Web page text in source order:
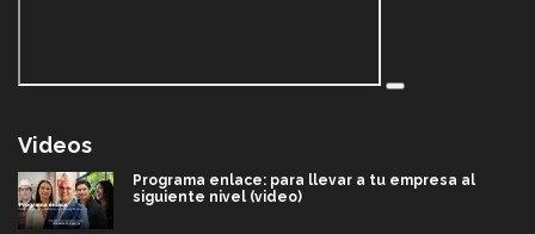
Videos
Programa enlace: para llevar a tu empresa al
siguiente nivel (video)